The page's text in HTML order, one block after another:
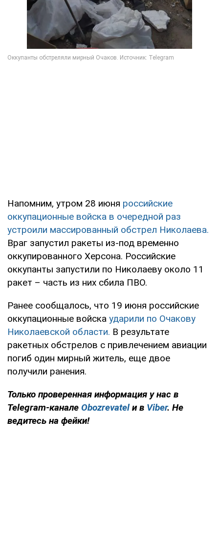
Напомним, утром 28 июня российские
оккупационные войска в очередной раз
устроили массированный обстрел Николаева.
Враг запустил ракеты из-под временно
оккупированного Херсона. Российские
оккупанты запустили по Николаеву около 11
ракет – часть из них сбила ПВО.
Ранее сообщалось, что 19 июня российские
оккупационные войска ударили по Очакову
Николаевской области. В результате
ракетных обстрелов с привлечением авиации
погиб один мирный житель, еще двое
получили ранения.
Только проверенная информация у нас в
Telegram-канале Obozrevatelи в Viber. Не
ведитесь на фейки!